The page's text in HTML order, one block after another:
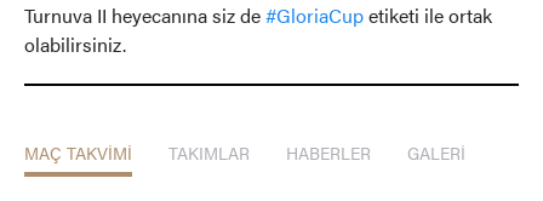
Turnuva II heyecanına siz de#GloriaCupetiketi ile ortak
olabilirsiniz.
MAÇ TAKVİMİ TAKIMLAR HABERLER GALERİ